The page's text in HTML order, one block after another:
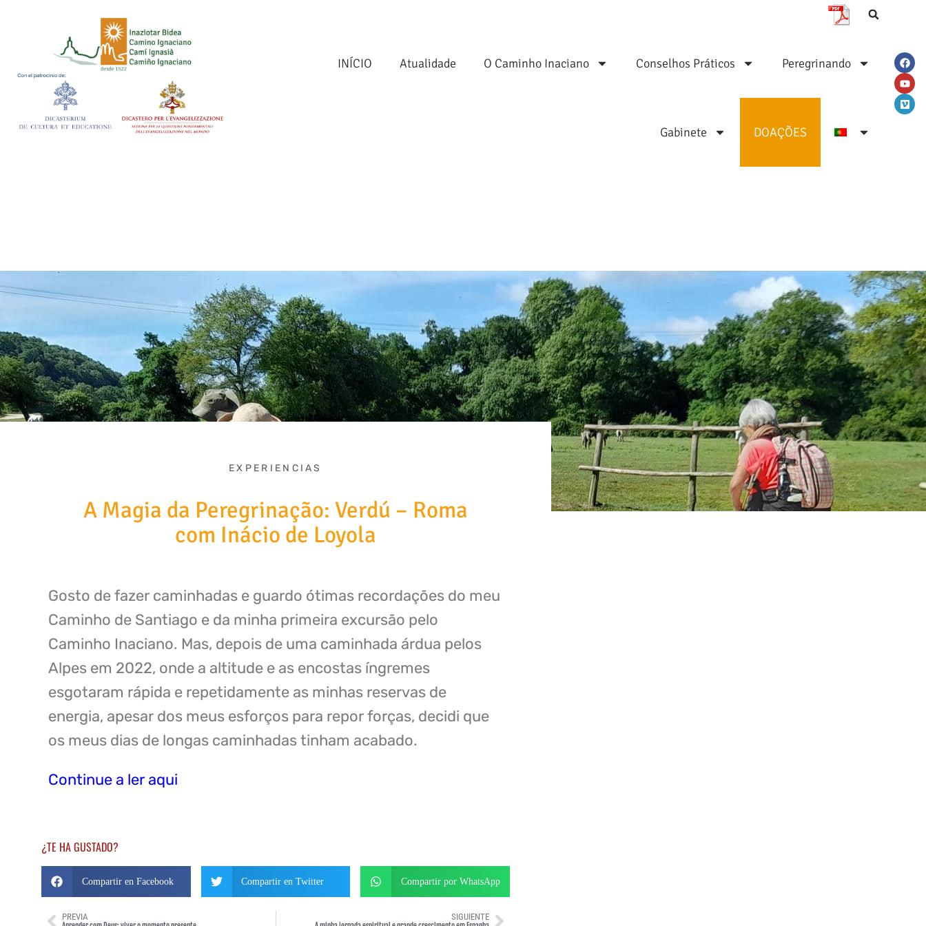
INÍCIO Atualidade O Caminho Inaciano Conselhos Práticos Peregrinando
Gabinete DOAÇÕES
EXPERIENCIAS
A Magia da Peregrinação: Verdú – Roma
com Inácio de Loyola
Gosto de fazer caminhadas e guardo ótimas recordações do meu
Caminho de Santiago e da minha primeira excursão pelo
Caminho Inaciano. Mas, depois de uma caminhada árdua pelos
Alpes em 2022, onde a altitude e as encostas íngremes
esgotaram rápida e repetidamente as minhas reservas de
energia, apesar dos meus esforços para repor forças, decidi que
os meus dias de longas caminhadas tinham acabado.
Continue a ler aqui
¿TE HA GUSTADO?
Compartir en Facebook Compartir en Twitter Compartir por WhatsApp
PREVIA SIGUIENTE